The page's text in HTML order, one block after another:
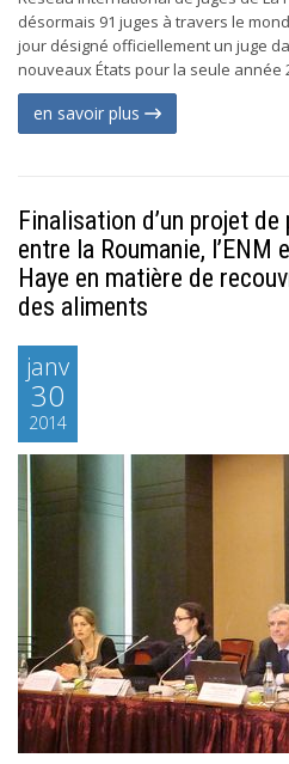
désormais 91 juges à travers le
jour désigné officiellement un juge
nouveaux États pour la seule année
en savoir plus
Finalisation d’un projet
entre la Roumanie, l’ENM
Haye en matière de
des aliments
janv
30
2014